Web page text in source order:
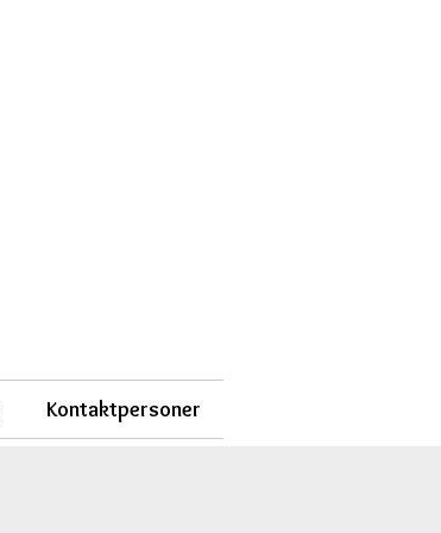
Kontaktpersoner